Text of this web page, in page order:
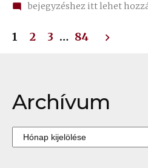
on
bejegyzéshez itt lehet
Bejegyzések
1 2 3 … 84
Archívum
Archívum